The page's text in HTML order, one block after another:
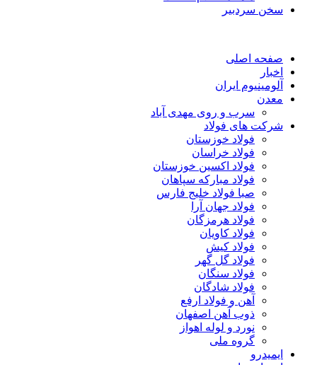
سخن سردبیر
صفحه اصلی
اخبار
آلومینیوم ایران
معدن
سرب و روی مهدی آباد
شرکت های فولاد
فولاد خوزستان
فولاد خراسان
فولاد اکسین خوزستان
فولاد مبارکه سپاهان
صبا فولاد خلیج فارس
فولاد جهان آرا
فولاد هرمزگان
فولاد کاویان
فولاد کیش
فولاد گل گهر
فولاد سنگان
فولاد شادگان
آهن و فولاد ارفع
ذوب آهن اصفهان
نورد و لوله اهواز
گروه ملی
ایمیدرو